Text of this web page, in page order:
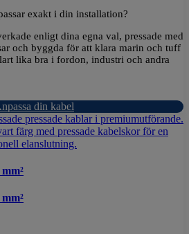
exakt i din installation?
enligt dina egna val, pressade med
och byggda för att klara marin och tuff
lika bra i fordon, industri och andra
din kabel